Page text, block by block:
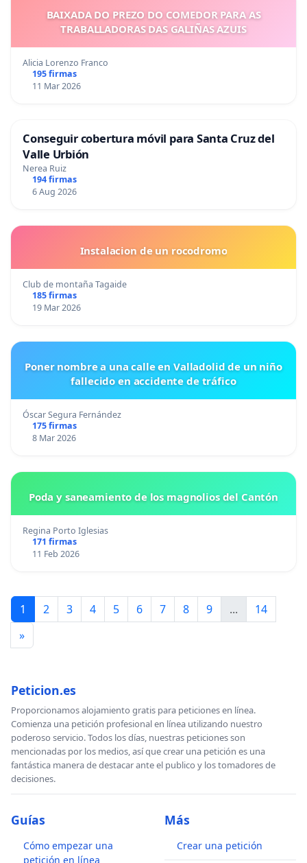
BAIXADA DO PREZO DO COMEDOR PARA AS
TRABALLADORAS DAS GALIÑAS AZUIS
Alicia Lorenzo Franco
195 firmas
11 Mar 2026
Conseguir cobertura móvil para Santa Cruz del
Valle Urbión
Nerea Ruiz
194 firmas
6 Aug 2026
Instalacion de un rocodromo
Club de montaña Tagaide
185 firmas
19 Mar 2026
Poner nombre a una calle en Valladolid de un niño
fallecido en accidente de tráfico
Óscar Segura Fernández
175 firmas
8 Mar 2026
Poda y saneamiento de los magnolios del Cantón
Regina Porto Iglesias
171 firmas
11 Feb 2026
1 2 3 4 5 6 7 8 9 ...
14
»
Peticion.es
Proporcionamos alojamiento gratis para peticiones en línea.
Comienza una petición profesional en línea utilizando nuestro
poderoso servicio. Todos los días, nuestras peticiones son
mencionadas por los medios, así que crear una petición es una
fantástica manera de destacar ante el publico y los tomadores de
decisiones.
Guías
Cómo empezar una
petición en línea
Más
Crear una petición